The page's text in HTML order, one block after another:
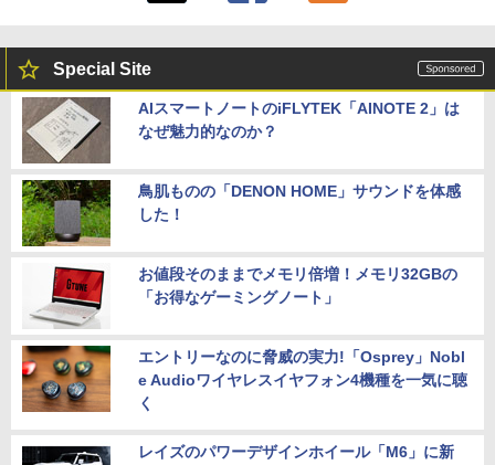
Special Site
AIスマートノートのiFLYTEK「AINOTE 2」は
なぜ魅力的なのか？
鳥肌ものの「DENON HOME」サウンドを体感
した！
お値段そのままでメモリ倍増！メモリ32GBの
「お得なゲーミングノート」
エントリーなのに脅威の実力!「Osprey」Nobl
e Audioワイヤレスイヤフォン4機種を一気に聴
く
レイズのパワーデザインホイール「M6」に新